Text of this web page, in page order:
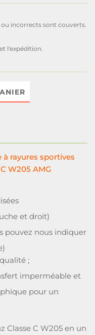
incorrects sont couverts.
l'expédition.
rayures sportives
W205 AMG
et droit)
pouvez nous indiquer
;
imperméable et
pour un
Classe C W205 en un